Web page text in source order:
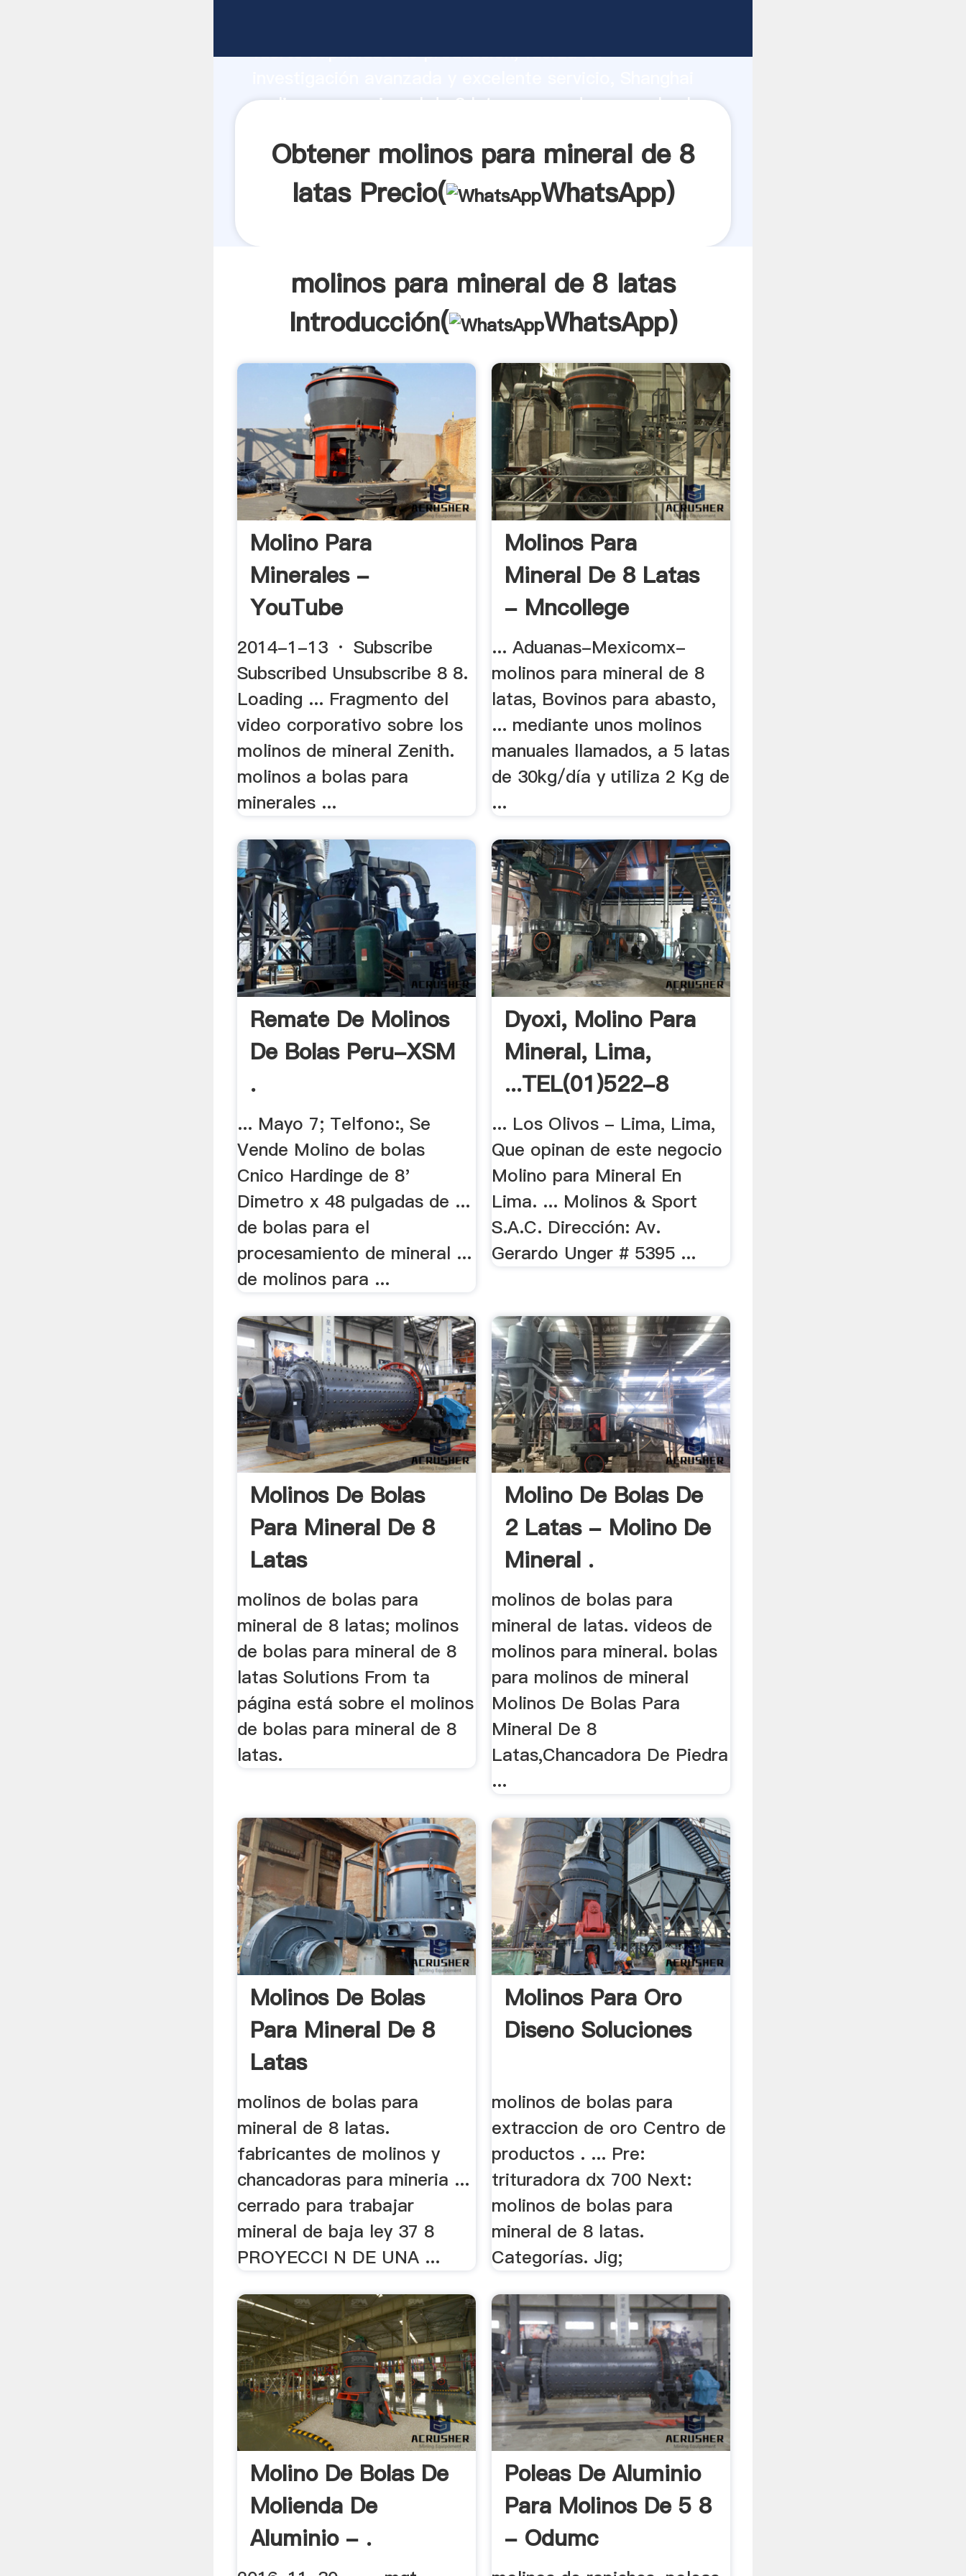
fuerte capacidad de producción, fuerza de
molinos para mineral de 8 latas proveedor crea el valor
Obtener molinos para mineral de 8
latas Precio(
WhatsApp)
molinos para mineral de 8 latas
Introducción(
WhatsApp)
Molino Para
Minerales -
YouTube
2014-1-13 · Subscribe
Subscribed Unsubscribe 8 8.
Loading ... Fragmento del
video corporativo sobre los
molinos de mineral Zenith.
molinos a bolas para
minerales ...
Molinos Para
Mineral De 8 Latas
- Mncollege
... Aduanas-Mexicomx-
molinos para mineral de 8
latas, Bovinos para abasto,
... mediante unos molinos
manuales llamados, a 5 latas
de 30kg/día y utiliza 2 Kg de
...
Remate De Molinos
De Bolas Peru-XSM
.
... Mayo 7; Telfono:, Se
Vende Molino de bolas
Cnico Hardinge de 8'
Dimetro x 48 pulgadas de ...
de bolas para el
procesamiento de mineral ...
de molinos para ...
Dyoxi, Molino Para
Mineral, Lima,
...TEL(01)522-8
... Los Olivos - Lima, Lima,
Que opinan de este negocio
Molino para Mineral En
Lima. ... Molinos & Sport
S.A.C. Dirección: Av.
Gerardo Unger # 5395 ...
Molinos De Bolas
Para Mineral De 8
Latas
molinos de bolas para
mineral de 8 latas; molinos
de bolas para mineral de 8
latas Solutions From ta
página está sobre el molinos
de bolas para mineral de 8
latas.
Molino De Bolas De
2 Latas - Molino De
Mineral .
molinos de bolas para
mineral de latas. videos de
molinos para mineral. bolas
para molinos de mineral
Molinos De Bolas Para
Mineral De 8
Latas,Chancadora De Piedra
...
Molinos De Bolas
Para Mineral De 8
Latas
molinos de bolas para
mineral de 8 latas.
fabricantes de molinos y
chancadoras para mineria ...
cerrado para trabajar
mineral de baja ley 37 8
PROYECCI N DE UNA ...
Molinos Para Oro
Diseno Soluciones
molinos de bolas para
extraccion de oro Centro de
productos . ... Pre:
trituradora dx 700 Next:
molinos de bolas para
mineral de 8 latas.
Categorías. Jig;
Molino De Bolas De
Molienda De
Aluminio - .
Poleas De Aluminio
Para Molinos De 5 8
- Odumc